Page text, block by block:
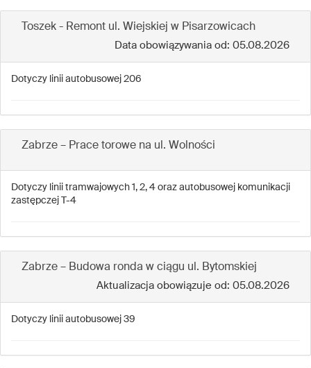
Toszek - Remont ul. Wiejskiej w Pisarzowicach
Data obowiązywania od: 05.08.2026
Dotyczy linii autobusowej 206
Zabrze – Prace torowe na ul. Wolności
Dotyczy linii tramwajowych 1, 2, 4 oraz autobusowej komunikacji
zastępczej T-4
Zabrze – Budowa ronda w ciągu ul. Bytomskiej
Aktualizacja obowiązuje od: 05.08.2026
Dotyczy linii autobusowej 39